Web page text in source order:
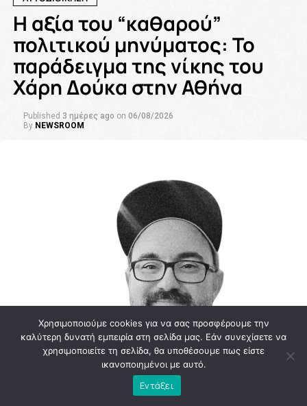
Η αξία του “καθαρού”
πολιτικού μηνύματος: Το
παράδειγμα της νίκης του
Χάρη Δούκα στην Αθήνα
Published 3 ημέρες ago on 06/08/2026
By NEWSROOM
Χρησιμοποιούμε cookies για να σας προσφέρουμε την
καλύτερη δυνατή εμπειρία στη σελίδα μας. Εάν συνεχίσετε να
χρησιμοποιείτε τη σελίδα, θα υποθέσουμε πως είστε
ικανοποιημένοι με αυτό.
Εντάξει